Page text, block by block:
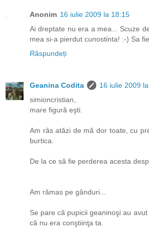
Anonim 16 iulie 2009 la 18:15
Ai dreptate nu era a mea... Scuze
mea si-a pierdut cunostinta! :-) Sa
Răspundeți
Geanina Codita
16 iulie 2009
simioncristian,
mare figură eşti.
Am râs atăzi de mă dor toate, cu
burtica.
De la ce să fie perderea acesta
Am rămas pe gânduri...
Se pare că pupicii geaninoşi au
că nu era conştiinţa ta.